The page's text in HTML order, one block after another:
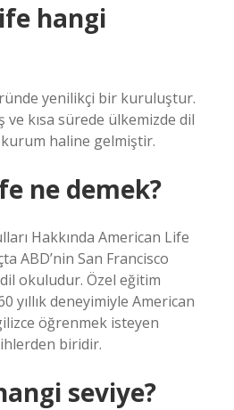
hangi
yenilikçi bir kuruluştur.
ve kısa sürede ülkemizde dil
haline gelmiştir.
ne demek?
Hakkında American Life
ABD’nin San Francisco
okuludur. Özel eğitim
yıllık deneyimiyle American
öğrenmek isteyen
biridir.
seviye?